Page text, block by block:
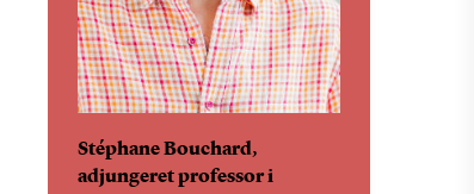
Stéphane Bouchard,
adjungeret professor i